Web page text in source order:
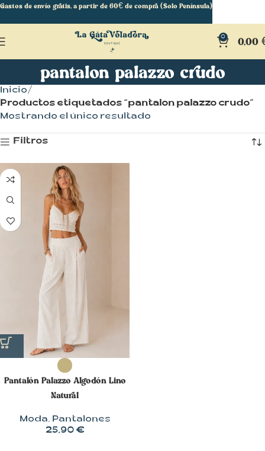
0 0,00
pantalon palazzo crudo
Inicio
Productos etiquetados “pantalon palazzo crudo”
Mostrando el único resultado
Filtros
Pantalón Palazzo Algodón Lino
Natural
Moda, Pantalones
25,90 €
Gastos de envío gratis, a partir de 60€ de compra (Solo Península)